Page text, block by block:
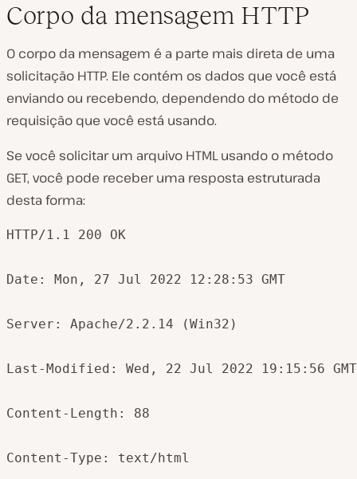
Corpo da mensagem HTTP
O corpo da mensagem é a parte mais direta de uma
solicitação HTTP. Ele contém os dados que você está
enviando ou recebendo, dependendo do método de
requisição que você está usando.
Se você solicitar um arquivo HTML usando o método
GET, você pode receber uma resposta estruturada
desta forma:
HTTP/1.1 200 OK
Date: Mon, 27 Jul 2022 12:28:53 GMT
Server: Apache/2.2.14 (Win32)
Last-Modified: Wed, 22 Jul 2022 19:15:56 GMT
Content-Length: 88
Content-Type: text/html